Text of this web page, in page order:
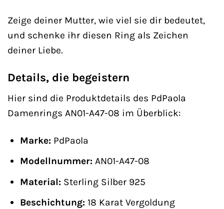
Zeige deiner Mutter, wie viel sie dir bedeutet,
und schenke ihr diesen Ring als Zeichen
deiner Liebe.
Details, die begeistern
Hier sind die Produktdetails des PdPaola
Damenrings AN01-A47-08 im Überblick:
Marke:PdPaola
Modellnummer:AN01-A47-08
Material:Sterling Silber 925
Beschichtung:18 Karat Vergoldung